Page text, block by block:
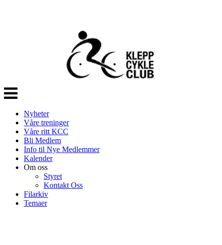
Veksle
navigasjon
Nyheter
Våre treninger
Våre ritt KCC
Bli Medlem
Info til Nye Medlemmer
Kalender
Om oss
Styret
Kontakt Oss
Filarkiv
Temaer